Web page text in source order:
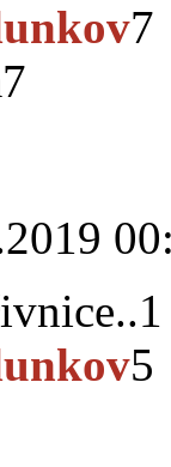
7
7
1
5